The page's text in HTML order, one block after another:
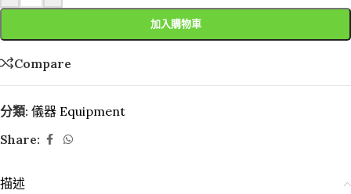
加入購物車
Compare
分類: 儀器 Equipment
Share:
描述